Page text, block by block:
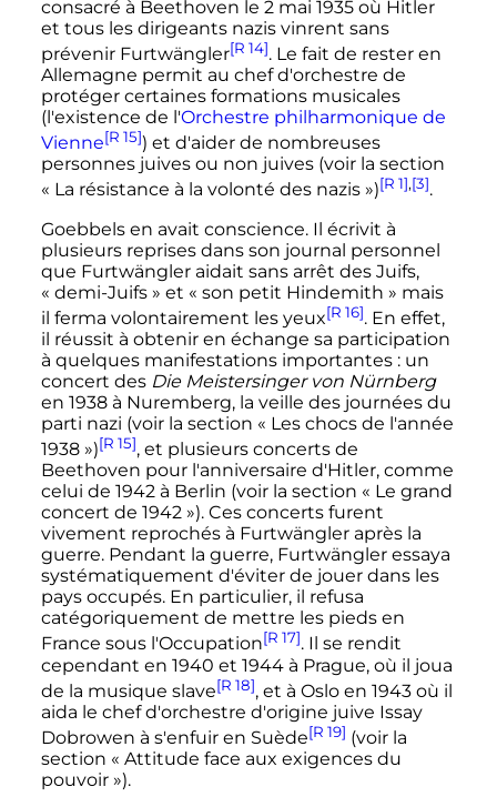
consacré à Beethoven le 2 mai 1935 où Hitler
et tous les dirigeants nazis vinrent sans
prévenir Furtwängler[R 14]. Le fait de rester en
Allemagne permit au chef d'orchestre de
protéger certaines formations musicales
(l'existence de l'Orchestre philharmonique de
Vienne[R 15]) et d'aider de nombreuses
personnes juives ou non juives (voir la section
« La résistance à la volonté des nazis »)[R 1],[3].
Goebbels en avait conscience. Il écrivit à
plusieurs reprises dans son journal personnel
que Furtwängler aidait sans arrêt des Juifs,
« demi-Juifs » et « son petit Hindemith » mais
il ferma volontairement les yeux[R 16]. En effet,
il réussit à obtenir en échange sa participation
à quelques manifestations importantes : un
concert des Die Meistersinger von Nürnberg
en 1938 à Nuremberg, la veille des journées du
parti nazi (voir la section « Les chocs de l'année
1938 »)[R 15], et plusieurs concerts de
Beethoven pour l'anniversaire d'Hitler, comme
celui de 1942 à Berlin (voir la section « Le grand
concert de 1942 »). Ces concerts furent
vivement reprochés à Furtwängler après la
guerre. Pendant la guerre, Furtwängler essaya
systématiquement d'éviter de jouer dans les
pays occupés. En particulier, il refusa
catégoriquement de mettre les pieds en
France sous l'Occupation[R 17]. Il se rendit
cependant en 1940 et 1944 à Prague, où il joua
de la musique slave[R 18], et à Oslo en 1943 où il
aida le chef d'orchestre d'origine juive Issay
Dobrowen à s'enfuir en Suède[R 19] (voir la
section « Attitude face aux exigences du
pouvoir »).